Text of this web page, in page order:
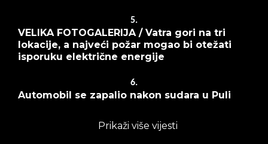
5.
VELIKA FOTOGALERIJA / Vatra gori na tri
lokacije, a najveći požar mogao bi otežati
isporuku električne energije
6.
Automobil se zapalio nakon sudara u Puli
Prikaži više vijesti